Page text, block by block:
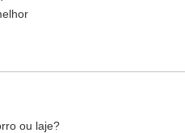
ou laje?